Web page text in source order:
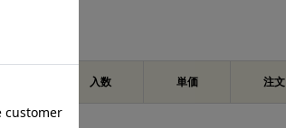
入数 単価 注文